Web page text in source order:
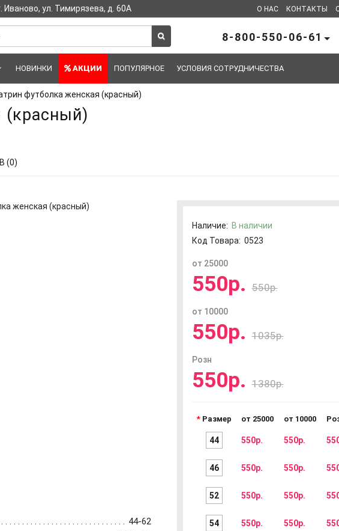
Иваново, ул. Тимирязева, д. 60А О НАС КОНТАКТЫ
8-800-550-06-61
НОВИНКИ АКЦИИ ПОПУЛЯРНОЕ УСЛОВИЯ СОТРУДНИЧЕСТВА
футболка женская (красный)
(красный)
(0)
44-62
Наличие: В наличии
Код Товара: 0523
от 25000
550р. 550р.
от 10000
550р. 1035р.
Розн
550р. 1380р.
Размер от 25000 от 10000
44 550р. 550р.
46 550р. 550р.
52 550р. 550р.
54 550р. 550р.